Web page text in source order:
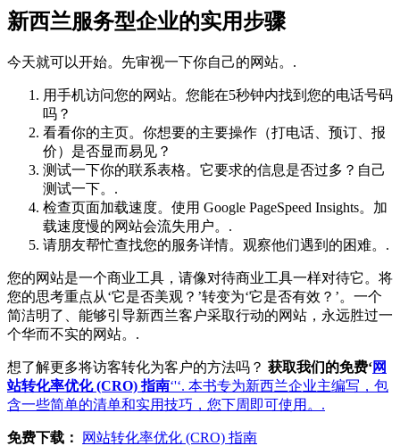
新西兰服务型企业的实用步骤
今天就可以开始。先审视一下你自己的网站。.
用手机访问您的网站。您能在5秒钟内找到您的电话号码
吗？
看看你的主页。你想要的主要操作（打电话、预订、报
价）是否显而易见？
测试一下你的联系表格。它要求的信息是否过多？自己
测试一下。.
检查页面加载速度。使用 Google PageSpeed Insights。加
载速度慢的网站会流失用户。.
请朋友帮忙查找您的服务详情。观察他们遇到的困难。.
您的网站是一个商业工具，请像对待商业工具一样对待它。将
您的思考重点从‘它是否美观？’转变为‘它是否有效？’。一个
简洁明了、能够引导新西兰客户采取行动的网站，永远胜过一
个华而不实的网站。.
想了解更多将访客转化为客户的方法吗？ 获取我们的免费‘网
站转化率优化 (CRO) 指南‘'‘. 本书专为新西兰企业主编写，包
含一些简单的清单和实用技巧，您下周即可使用。.
免费下载： 网站转化率优化 (CRO) 指南